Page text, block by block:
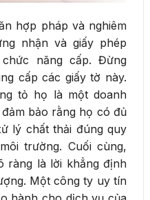
hợp pháp và nghiêm
nhận và giấy phép
năng cấp. Đừng
cấp các giấy tờ này.
tỏ họ là một doanh
bảo rằng họ có đủ
lý chất thải đúng quy
trường. Cuối cùng,
ràng là lời khẳng định
Một công ty uy tín